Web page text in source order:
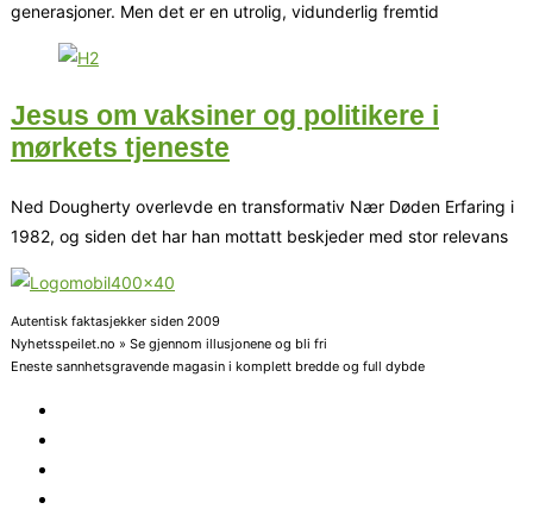
generasjoner. Men det er en utrolig, vidunderlig fremtid
Jesus om vaksiner og politikere i
mørkets tjeneste
Ned Dougherty overlevde en transformativ Nær Døden Erfaring i
1982, og siden det har han mottatt beskjeder med stor relevans
Autentisk faktasjekker siden 2009
Nyhetsspeilet.no » Se gjennom illusjonene og bli fri
Eneste sannhetsgravende magasin i komplett bredde og full dybde